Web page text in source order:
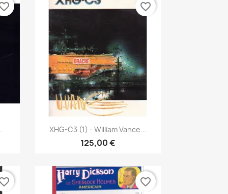
Vista rápida
XHG-C3 (1) - William Vance...
125,00 €
favorite_border
favorite_border